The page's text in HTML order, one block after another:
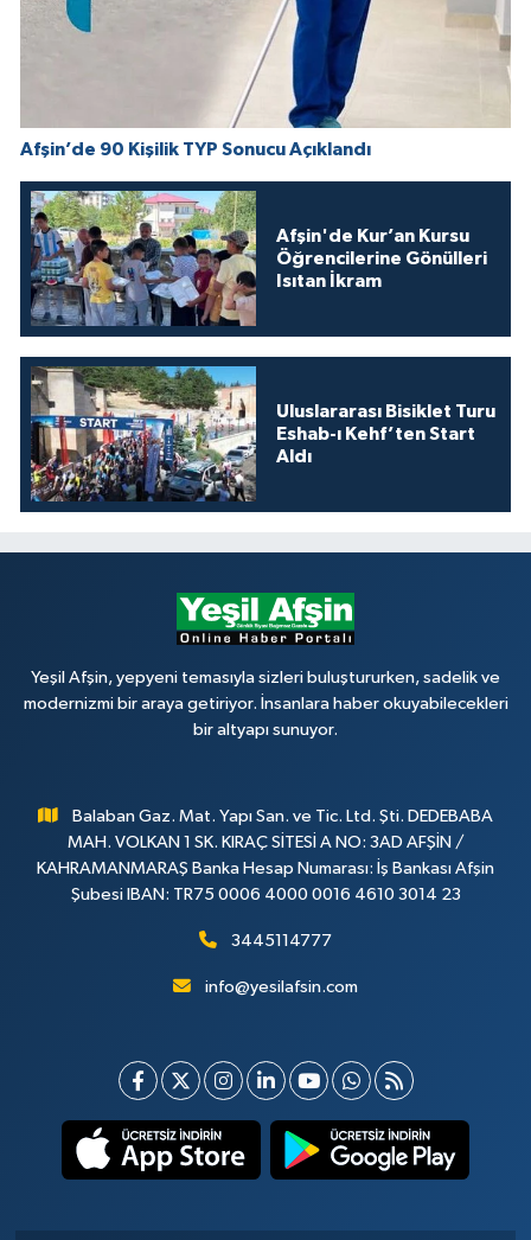
Afşin’de 90 Kişilik TYP Sonucu Açıklandı
Afşin'de Kur’an Kursu
Öğrencilerine Gönülleri
Isıtan İkram
Uluslararası Bisiklet Turu
Eshab-ı Kehf’ten Start
Aldı
Yeşil Afşin, yepyeni temasıyla sizleri buluştururken, sadelik ve
modernizmi bir araya getiriyor. İnsanlara haber okuyabilecekleri
bir altyapı sunuyor.
Balaban Gaz. Mat. Yapı San. ve Tic. Ltd. Şti. DEDEBABA
MAH. VOLKAN 1 SK. KIRAÇ SİTESİ A NO: 3AD AFŞİN /
KAHRAMANMARAŞ Banka Hesap Numarası: İş Bankası Afşin
Şubesi IBAN: TR75 0006 4000 0016 4610 3014 23
3445114777
info@yesilafsin.com